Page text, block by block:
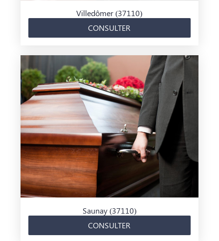
Villedômer (37110)
CONSULTER
Saunay (37110)
CONSULTER